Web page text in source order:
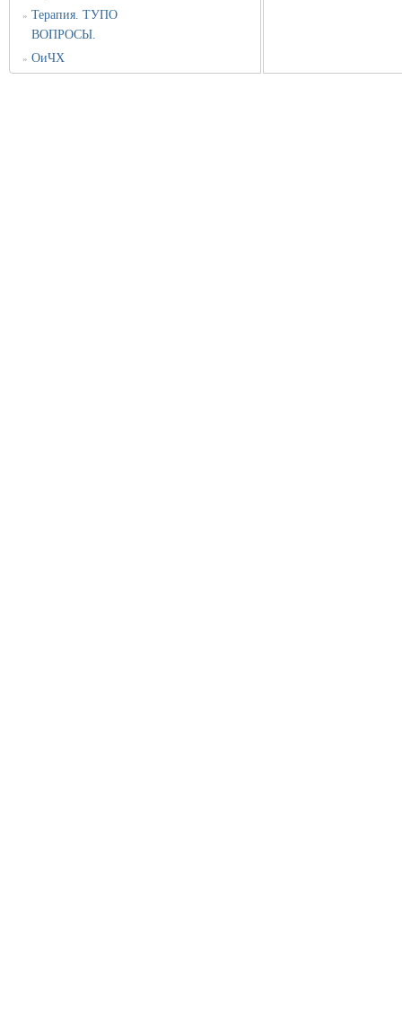
» Терапия. ТУПО
ВОПРОСЫ.
» ОиЧХ